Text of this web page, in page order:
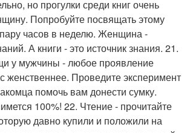
но прогулки среди книг очень
Попробуйте посвящать этому
часов в неделю. Женщина -
А книги - это источник знания. 21.
у мужчины - любое проявление
женственнее. Проведите эксперимент
помочь вам донести сумку.
100%! 22. Чтение - прочитайте
давно купили и положили на